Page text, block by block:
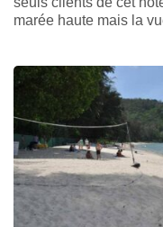
marée haute mais la